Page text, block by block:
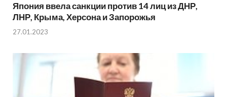
Япония ввела санкции против 14 лиц из ДНР,
ЛНР, Крыма, Херсона и Запорожья
27.01.2023